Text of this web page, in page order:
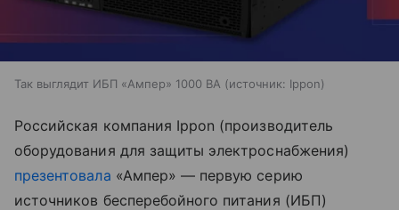
Так выглядит ИБП «Ампер» 1000 ВА источник: Ippon
Российская компания Ippon (производитель
оборудования для защиты электроснабжения)
презентовала «Ампер» — первую серию
источников бесперебойного питания (ИБП)